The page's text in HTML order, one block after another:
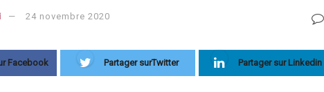
24 novembre 2020
Facebook Partager surTwitter Partager sur Linkedin